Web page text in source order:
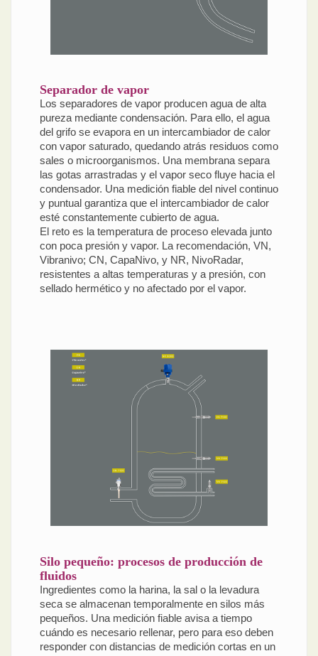
Separador de vapor
Los separadores de vapor producen agua de alta
pureza mediante condensación. Para ello, el agua
del grifo se evapora en un intercambiador de calor
con vapor saturado, quedando atrás residuos como
sales o microorganismos. Una membrana separa
las gotas arrastradas y el vapor seco fluye hacia el
condensador. Una medición fiable del nivel continuo
y puntual garantiza que el intercambiador de calor
esté constantemente cubierto de agua.
El reto es la temperatura de proceso elevada junto
con poca presión y vapor. La recomendación, VN,
Vibranivo; CN, CapaNivo, y NR, NivoRadar,
resistentes a altas temperaturas y a presión, con
sellado hermético y no afectado por el vapor.
Silo pequeño: procesos de producción de
fluidos
Ingredientes como la harina, la sal o la levadura
seca se almacenan temporalmente en silos más
pequeños. Una medición fiable avisa a tiempo
cuándo es necesario rellenar, pero para eso deben
responder con distancias de medición cortas en un